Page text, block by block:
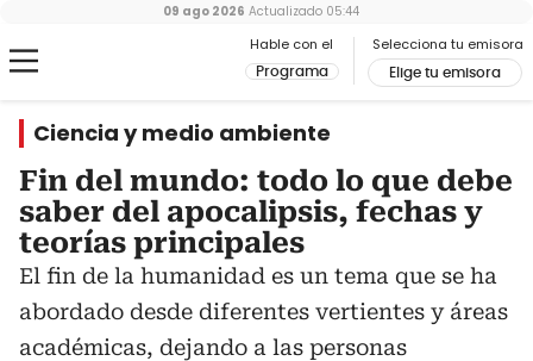
Hable con el
Programa
Selecciona tu emisora
Elige tu emisora
09 ago 2026 Actualizado 05:44
Ciencia y medio ambiente
Fin del mundo: todo lo que debe
saber del apocalipsis, fechas y
teorías principales
El fin de la humanidad es un tema que se ha
abordado desde diferentes vertientes y áreas
académicas, dejando a las personas